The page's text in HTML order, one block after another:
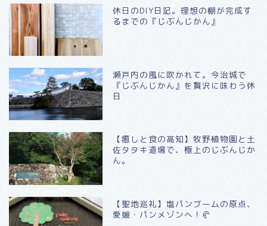
休日のDIY日記。理想の棚が完成す
るまでの『じぶんじかん』
瀬戸内の風に吹かれて。今治城で
『じぶんじかん』を贅沢に味わう休
日
​【癒しと食の高知】牧野植物園と土
佐タタキ道場で、極上のじぶんじか
ん。
【聖地巡礼】塩パンブームの原点、
愛媛・パンメゾンへ！🥐